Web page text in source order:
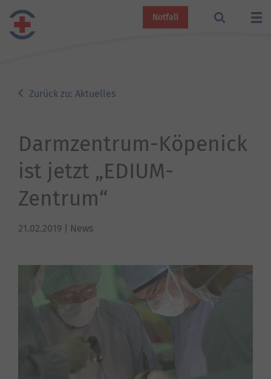
Notfall
Zurück zu: Aktuelles
Darmzentrum-Köpenick
ist jetzt „EDIUM-
Zentrum“
21.02.2019 | News